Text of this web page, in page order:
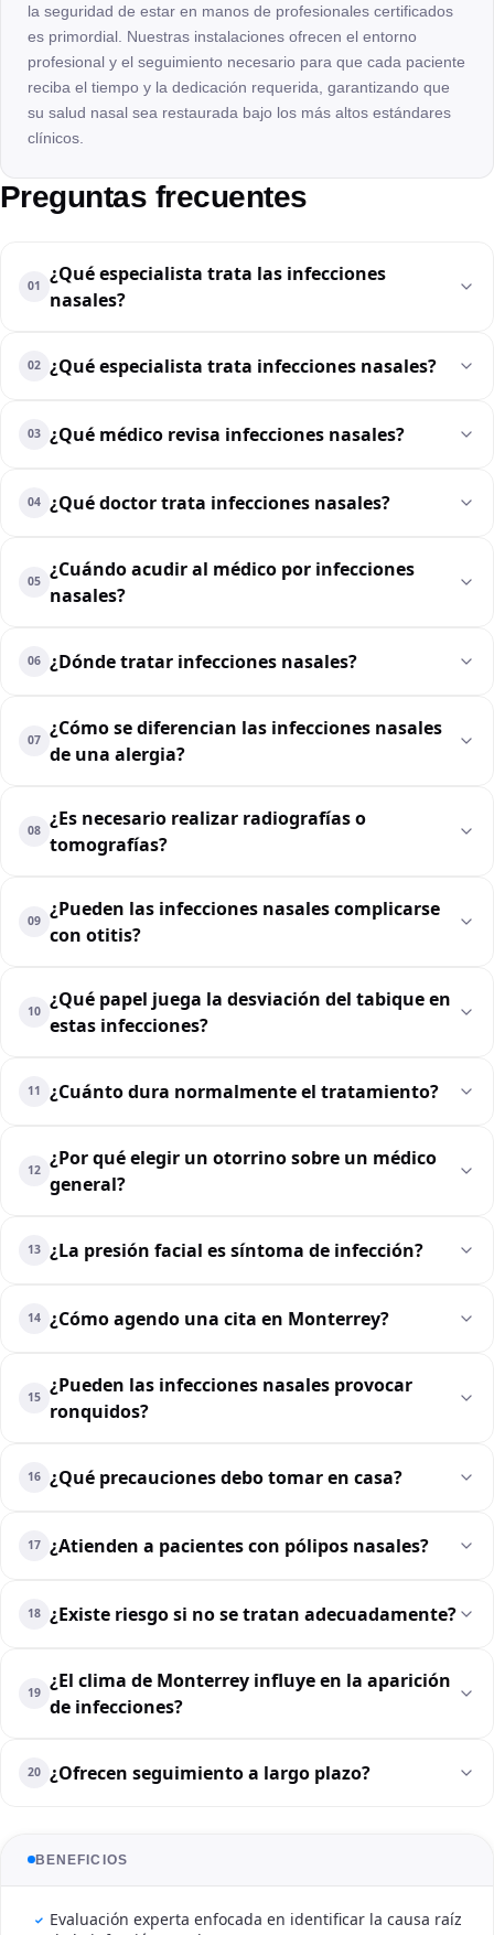
la seguridad de estar en manos de profesionales certificados
es primordial. Nuestras instalaciones ofrecen el entorno
profesional y el seguimiento necesario para que cada paciente
reciba el tiempo y la dedicación requerida, garantizando que
su salud nasal sea restaurada bajo los más altos estándares
clínicos.
Preguntas frecuentes
01
¿Qué especialista trata las infecciones
nasales?
02 ¿Qué especialista trata infecciones nasales?
03 ¿Qué médico revisa infecciones nasales?
04 ¿Qué doctor trata infecciones nasales?
05
¿Cuándo acudir al médico por infecciones
nasales?
06 ¿Dónde tratar infecciones nasales?
07
¿Cómo se diferencian las infecciones nasales
de una alergia?
08
¿Es necesario realizar radiografías o
tomografías?
09
¿Pueden las infecciones nasales complicarse
con otitis?
10
¿Qué papel juega la desviación del tabique en
estas infecciones?
11 ¿Cuánto dura normalmente el tratamiento?
12
¿Por qué elegir un otorrino sobre un médico
general?
13 ¿La presión facial es síntoma de infección?
14 ¿Cómo agendo una cita en Monterrey?
15
¿Pueden las infecciones nasales provocar
ronquidos?
16 ¿Qué precauciones debo tomar en casa?
17 ¿Atienden a pacientes con pólipos nasales?
18 ¿Existe riesgo si no se tratan adecuadamente?
19
¿El clima de Monterrey influye en la aparición
de infecciones?
20 ¿Ofrecen seguimiento a largo plazo?
BENEFICIOS
Evaluación experta enfocada en identificar la causa raíz